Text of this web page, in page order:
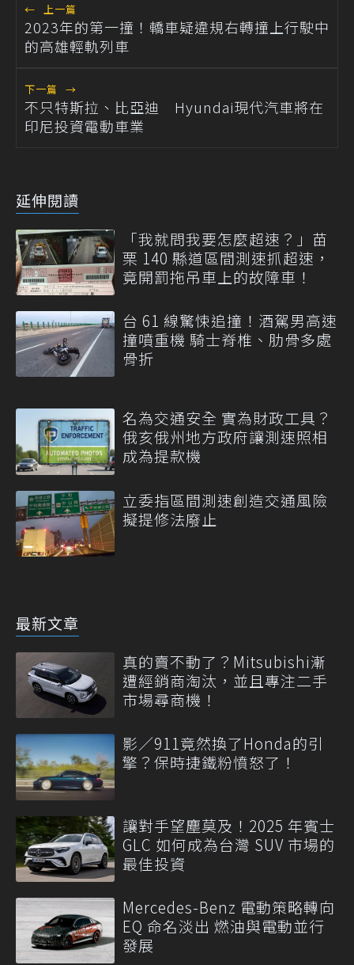
← 上一篇
2023年的第一撞！轎車疑違規右轉撞上行駛中
的高雄輕軌列車
下一篇 →
不只特斯拉、比亞迪 Hyundai現代汽車將在
印尼投資電動車業
延伸閱讀
「我就問我要怎麼超速？」苗
栗 140 縣道區間測速抓超速，
竟開罰拖吊車上的故障車！
台 61 線驚悚追撞！酒駕男高速
撞噴重機 騎士脊椎、肋骨多處
骨折
名為交通安全 實為財政工具？
俄亥俄州地方政府讓測速照相
成為提款機
立委指區間測速創造交通風險
擬提修法廢止
最新文章
真的賣不動了？Mitsubishi漸
遭經銷商淘汰，並且專注二手
市場尋商機！
影／911竟然換了Honda的引
擎？保時捷鐵粉憤怒了！
讓對手望塵莫及！2025 年賓士
GLC 如何成為台灣 SUV 市場的
最佳投資
Mercedes-Benz 電動策略轉向
EQ 命名淡出 燃油與電動並行
發展